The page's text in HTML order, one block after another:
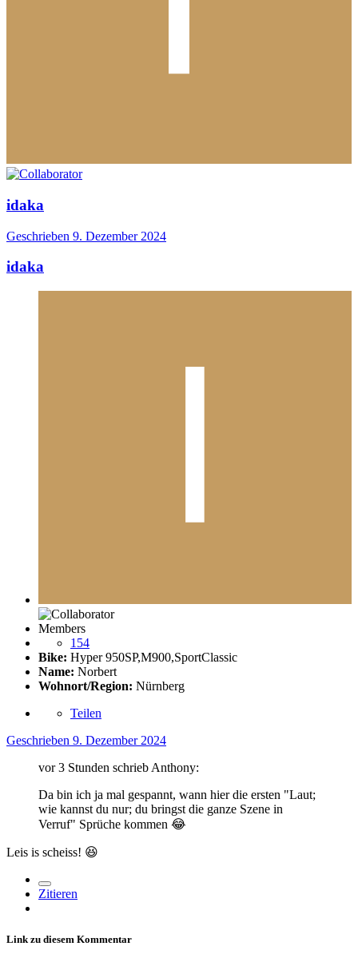
idaka
Geschrieben 9. Dezember 2024
idaka
Members
154
Bike: Hyper 950SP,M900,SportClassic
Name: Norbert
Wohnort/Region: Nürnberg
Teilen
Geschrieben 9. Dezember 2024
vor 3 Stunden schrieb Anthony:
Da bin ich ja mal gespannt, wann hier die ersten "Laut;
wie kannst du nur; du bringst die ganze Szene in
Verruf" Sprüche kommen 😂
Leis is scheiss! 😆
Zitieren
Link zu diesem Kommentar